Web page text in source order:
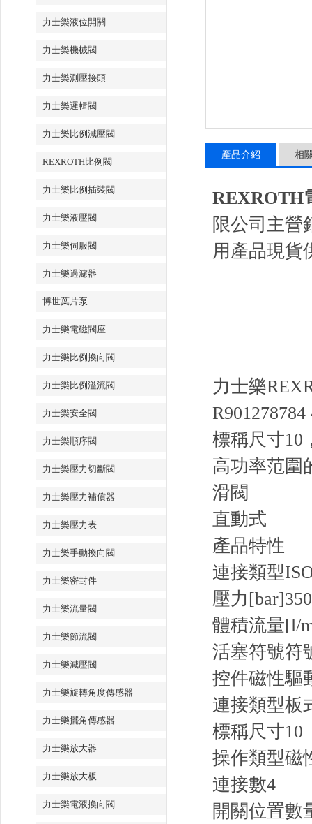
力士樂液位開關
力士樂機械閥
力士樂測壓接頭
力士樂邏輯閥
力士樂比例減壓閥
REXROTH比例閥
力士樂比例插裝閥
力士樂液壓閥
力士樂伺服閥
力士樂過濾器
博世葉片泵
力士樂電磁閥座
力士樂比例換向閥
力士樂比例溢流閥
力士樂安全閥
力士樂順序閥
力士樂壓力切斷閥
力士樂壓力補償器
力士樂壓力表
力士樂手動換向閥
力士樂密封件
力士樂流量閥
力士樂節流閥
力士樂減壓閥
力士樂旋轉角度傳感器
力士樂擺角傳感器
力士樂放大器
力士樂放大板
力士樂電液換向閥
產品介紹 相
REXROTH
限公司主營
用產品現貨
力士樂
標稱尺寸10
高功率范圍
滑閥
直動式
產品特性
連接類型
壓力[bar]350
體積流量[l/
活塞符號符
控件磁性驅
連接類型板
標稱尺寸10
操作類型磁
連接數4
開關位置數